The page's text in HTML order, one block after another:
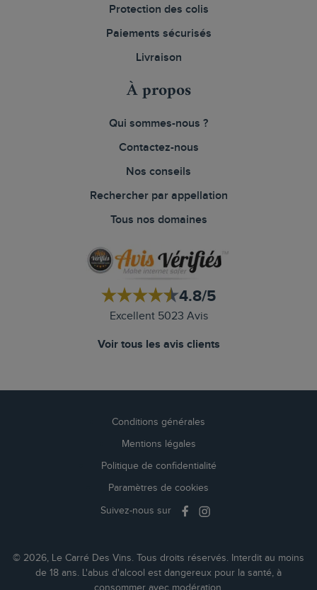
Protection des colis
Paiements sécurisés
Livraison
À propos
Qui sommes-nous ?
Contactez-nous
Nos conseils
Rechercher par appellation
Tous nos domaines
4.8/5
Excellent 5023 Avis
Voir tous les avis clients
Conditions générales
Mentions légales
Politique de confidentialité
Paramètres de cookies
Suivez-nous sur
© 2026, Le Carré Des Vins. Tous droits réservés. Interdit au moins
de 18 ans. L'abus d'alcool est dangereux pour la santé, à